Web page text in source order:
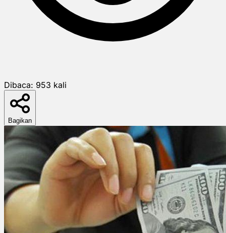
Dibaca: 953 kali
Bagikan